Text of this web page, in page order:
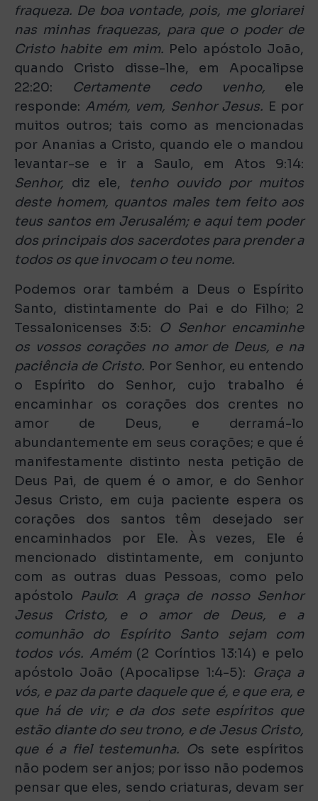
fraqueza. De boa vontade, pois, me gloriarei
nas minhas fraquezas, para que o poder de
Cristo habite em mim. Pelo apóstolo João,
quando Cristo disse-lhe, em Apocalipse
22:20:
Certamente cedo venho, ele
responde: Amém, vem, Senhor Jesus. E por
muitos outros; tais como as mencionadas
por Ananias a Cristo, quando ele o mandou
levantar-se e ir a Saulo, em Atos 9:14:
Senhor, diz ele,
tenho ouvido por muitos
deste homem, quantos males tem feito aos
teus santos em Jerusalém; e aqui tem poder
dos principais dos sacerdotes para prender a
todos os que invocam o teu nome.
Podemos orar também a Deus o Espírito
Santo, distintamente do Pai e do Filho; 2
Tessalonicenses 3:5:
O Senhor encaminhe
os vossos corações no amor de Deus, e na
paciência de Cristo. Por Senhor, eu entendo
o Espírito do Senhor, cujo trabalho é
encaminhar os corações dos crentes no
amor de Deus, e derramá-lo
abundantemente em seus corações; e que é
manifestamente distinto nesta petição de
Deus Pai, de quem é o amor, e do Senhor
Jesus Cristo, em cuja paciente espera os
corações dos santos têm desejado ser
encaminhados por Ele. Às vezes, Ele é
mencionado distintamente, em conjunto
com as outras duas Pessoas, como pelo
apóstolo Paulo: A graça de nosso Senhor
Jesus Cristo, e o amor de Deus, e a
comunhão do Espírito Santo sejam com
todos vós. Amém(2 Coríntios 13:14) e pelo
apóstolo João (Apocalipse 1:4-5): Graça a
vós, e paz da parte daquele que é, e que era, e
que há de vir; e da dos sete espíritos que
estão diante do seu trono, e de Jesus Cristo,
que é a fiel testemunha. Os sete espíritos
não podem ser anjos; por isso não podemos
pensar que eles, sendo criaturas, devam ser